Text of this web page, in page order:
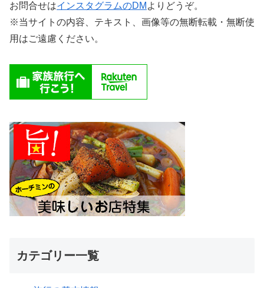
お問合せはインスタグラムのDM よりどうぞ。
※当サイトの内容、テキスト、画像等の無断転載・無断使
用はご遠慮ください。
カテゴリー一覧